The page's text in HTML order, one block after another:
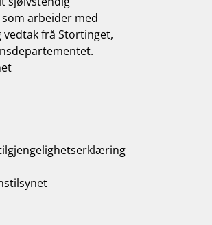
arbeider med
frå Stortinget,